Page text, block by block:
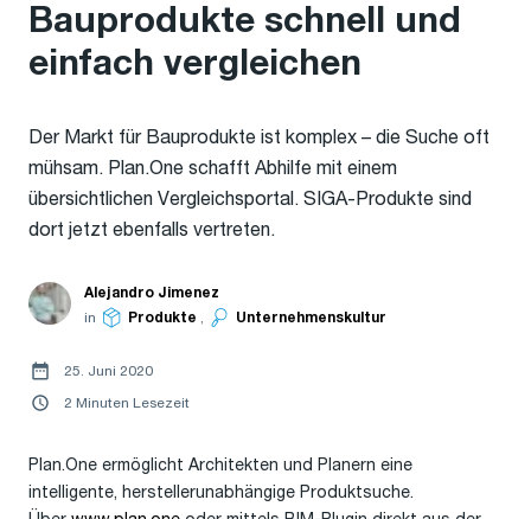
Bauprodukte schnell und
einfach vergleichen
Der Markt für Bauprodukte ist komplex – die Suche oft
mühsam. Plan.One schafft Abhilfe mit einem
übersichtlichen Vergleichsportal. SIGA-Produkte sind
dort jetzt ebenfalls vertreten.
Alejandro Jimenez
in
Produkte , Unternehmenskultur
25. Juni 2020
2 Minuten Lesezeit
Plan.One ermöglicht Architekten und Planern eine
intelligente, herstellerunabhängige Produktsuche.